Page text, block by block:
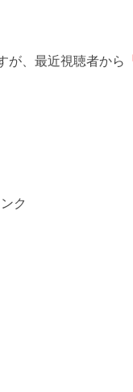
が、最近視聴者から
ク